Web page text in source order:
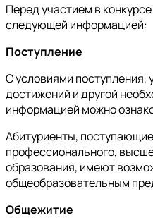
Перед участием в
следующей информацией:
Поступление
С условиями поступления,
достижений и другой
информацией можно
Абитуриенты,
профессионального,
образования, имеют
общеобразовательным
Общежитие